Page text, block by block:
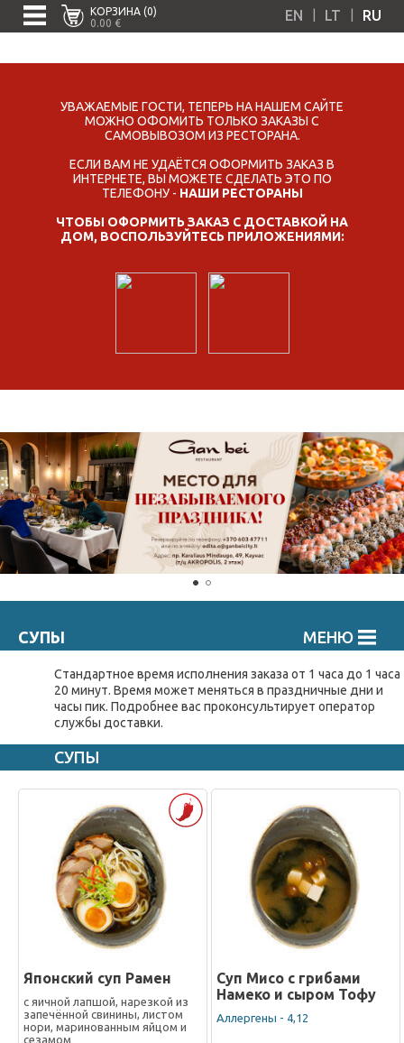
КОРЗИНА (0)
0.00 €
EN LT RU
УВАЖАЕМЫЕ ГОСТИ, ТЕПЕРЬ НА НАШЕМ САЙТЕ
МОЖНО ОФОМИТЬ ТОЛЬКО ЗАКАЗЫ С
САМОВЫВОЗОМ ИЗ РЕСТОРАНА.
ЕСЛИ ВАМ НЕ УДАЁТСЯ ОФОРМИТЬ ЗАКАЗ В
ИНТЕРНЕТЕ, ВЫ МОЖЕТЕ СДЕЛАТЬ ЭТО ПО
ТЕЛЕФОНУ - НАШИ РЕСТОРАНЫ
ЧТОБЫ ОФОРМИТЬ ЗАКАЗ С ДОСТАВКОЙ НА
ДОМ, ВОСПОЛЬЗУЙТЕСЬ ПРИЛОЖЕНИЯМИ:
МЕНЮ
СУПЫ
Стандартное время исполнения заказа от 1 часа до 1 часа
20 минут. Время может меняться в праздничные дни и
часы пик. Подробнee вас проконсультирует оператор
службы доставки.
СУПЫ
Японский суп Рамен
с яичной лапшой, нарезкой из
запечённой свинины, листом
нори, маринованным яйцом и
сезамом
Суп Мисо с грибами
Намеко и сыром Тофу
Аллергены - 4,12